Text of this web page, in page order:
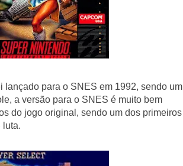
lançado para o SNES em 1992, sendo um
a versão para o SNES é muito bem
do jogo original, sendo um dos primeiros
luta.